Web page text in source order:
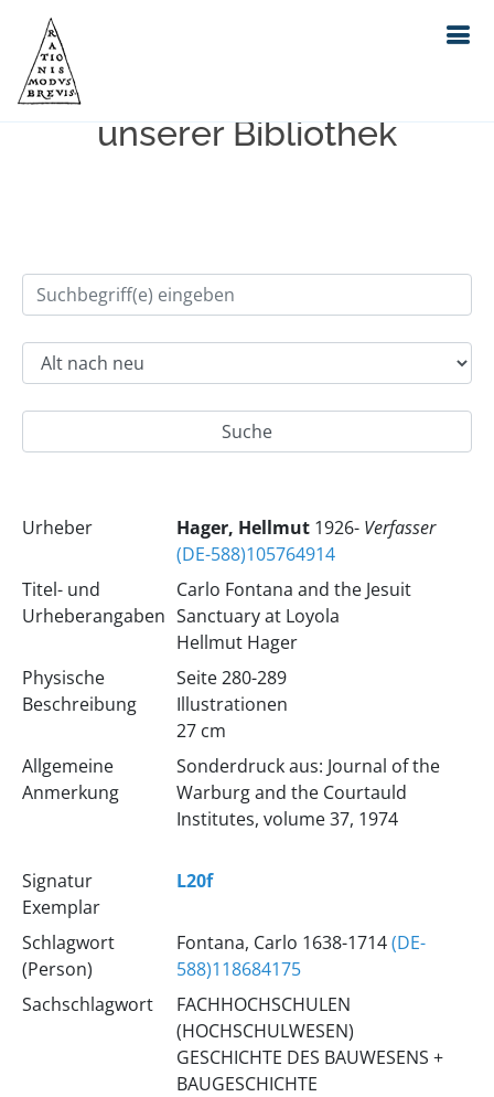
Einfache Suche im Bestand
unserer Bibliothek
Urheber Hager, Hellmut1926- Verfasser
(DE-588)105764914
Titel- und
Urheberangaben
Carlo Fontana and the Jesuit
Sanctuary at Loyola
Hellmut Hager
Physische
Beschreibung
Seite 280-289
Illustrationen
27 cm
Allgemeine
Anmerkung
Sonderdruck aus: Journal of the
Warburg and the Courtauld
Institutes, volume 37, 1974
Signatur
Exemplar
L20f
Schlagwort
(Person)
Fontana, Carlo 1638-1714(DE-
588)118684175
Sachschlagwort
FACHHOCHSCHULEN
(HOCHSCHULWESEN)
GESCHICHTE DES BAUWESENS +
BAUGESCHICHTE